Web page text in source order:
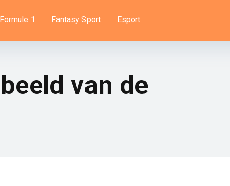
Formule 1 Fantasy Sport Esport
van de